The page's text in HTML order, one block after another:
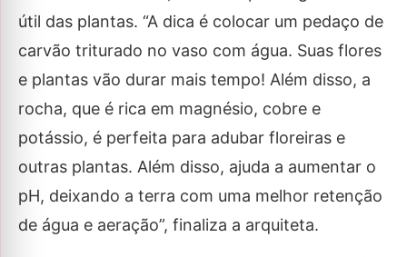
útil das plantas. “A dica é colocar um pedaço de
carvão triturado no vaso com água. Suas flores
e plantas vão durar mais tempo! Além disso, a
rocha, que é rica em magnésio, cobre e
potássio, é perfeita para adubar floreiras e
outras plantas. Além disso, ajuda a aumentar o
pH, deixando a terra com uma melhor retenção
de água e aeração”, finaliza a arquiteta.